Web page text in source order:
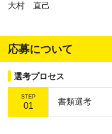
大村 直己
応募について
選考プロセス
STEP
01 書類選考